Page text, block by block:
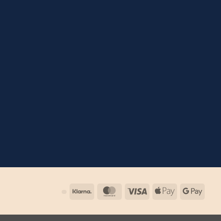
Klarna MasterCard
Visa
Apple